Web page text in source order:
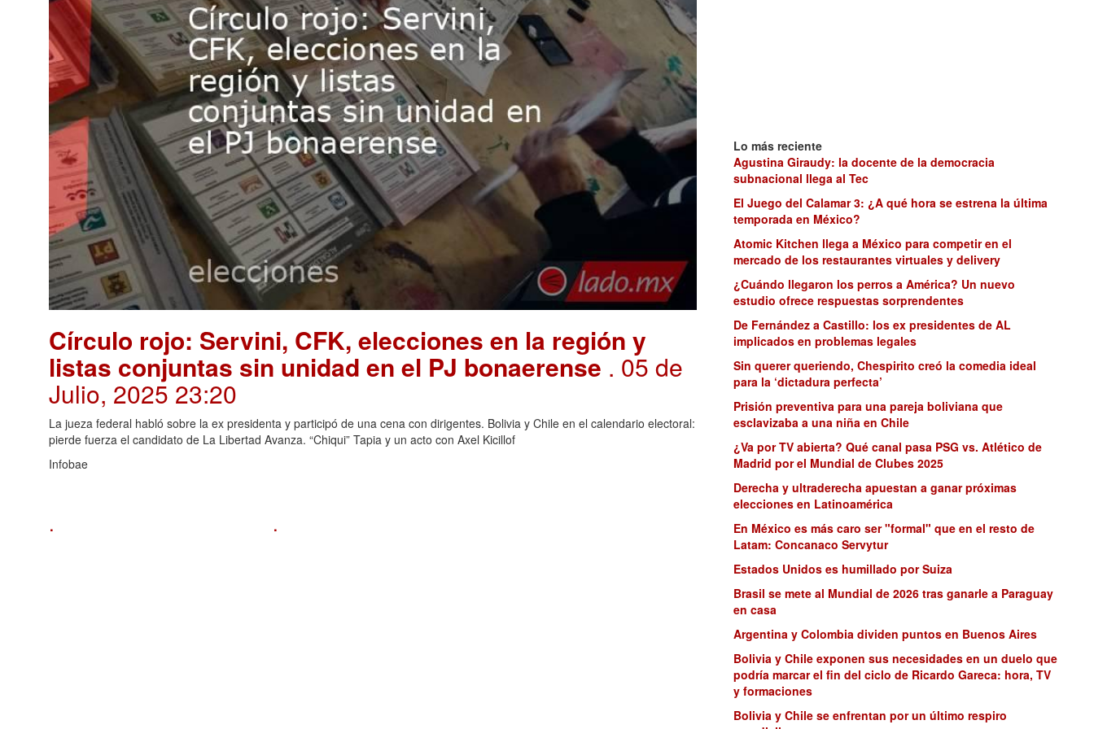
Círculo rojo: Servini, CFK, elecciones en la región y
listas conjuntas sin unidad en el PJ bonaerense . 05 de
Julio, 2025 23:20
La jueza federal habló sobre la ex presidenta y participó de una cena con dirigentes. Bolivia y Chile en el calendario electoral:
pierde fuerza el candidato de La Libertad Avanza. “Chiqui” Tapia y un acto con Axel Kicillof
Infobae
. .
Lo más reciente
Agustina Giraudy: la docente de la democracia
subnacional llega al Tec
El Juego del Calamar 3: ¿A qué hora se estrena la última
temporada en México?
Atomic Kitchen llega a México para competir en el
mercado de los restaurantes virtuales y delivery
¿Cuándo llegaron los perros a América? Un nuevo
estudio ofrece respuestas sorprendentes
De Fernández a Castillo: los ex presidentes de AL
implicados en problemas legales
Sin querer queriendo, Chespirito creó la comedia ideal
para la ‘dictadura perfecta’
Prisión preventiva para una pareja boliviana que
esclavizaba a una niña en Chile
¿Va por TV abierta? Qué canal pasa PSG vs. Atlético de
Madrid por el Mundial de Clubes 2025
Derecha y ultraderecha apuestan a ganar próximas
elecciones en Latinoamérica
En México es más caro ser "formal" que en el resto de
Latam: Concanaco Servytur
Estados Unidos es humillado por Suiza
Brasil se mete al Mundial de 2026 tras ganarle a Paraguay
en casa
Argentina y Colombia dividen puntos en Buenos Aires
Bolivia y Chile exponen sus necesidades en un duelo que
podría marcar el fin del ciclo de Ricardo Gareca: hora, TV
y formaciones
Bolivia y Chile se enfrentan por un último respiro